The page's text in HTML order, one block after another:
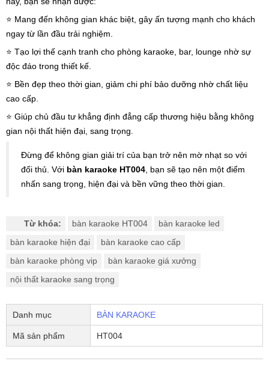
⭐️ Mang đến không gian khác biệt, gây ấn tượng mạnh cho khách
ngay từ lần đầu trải nghiệm.
⭐️ Tạo lợi thế cạnh tranh cho phòng karaoke, bar, lounge nhờ sự
độc đáo trong thiết kế.
⭐️ Bền đẹp theo thời gian, giảm chi phí bảo dưỡng nhờ chất liệu
cao cấp.
⭐️ Giúp chủ đầu tư khẳng định đẳng cấp thương hiệu bằng không
gian nội thất hiện đại, sang trọng.
Đừng để không gian giải trí của bạn trở nên mờ nhạt so với
đối thủ. Với bàn karaoke HT004 , bạn sẽ tạo nên một điểm
nhấn sang trọng, hiện đại và bền vững theo thời gian.
Từ khóa: bàn karaoke HT004
bàn karaoke led
bàn karaoke hiện đại
bàn karaoke cao cấp
bàn karaoke phòng vip
bàn karaoke giá xưởng
nội thất karaoke sang trọng
Danh mục BÀN KARAOKE
Mã sản phẩm HT004